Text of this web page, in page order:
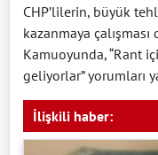
CHP’lilerin, büyük
kazanmaya
Kamuoyunda, “Rant
geliyorlar” yorumları
İlişkili haber: